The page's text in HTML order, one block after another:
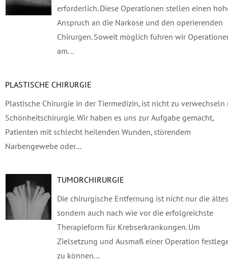
erforderlich. Diese Operationen stellen einen
Anspruch an die Narkose und den operierenden
Chirurgen. Soweit möglich führen wir
am...
PLASTISCHE CHIRURGIE
Plastische Chirurgie in der Tiermedizin, ist nicht zu verwechseln
Schönheitschirurgie. Wir haben es uns zur Aufgabe gemacht,
Patienten mit schlecht heilenden Wunden, störendem
Narbengewebe oder...
TUMORCHIRURGIE
Die chirurgische Entfernung ist nicht nur die
sondern auch nach wie vor die erfolgreichste
Therapieform für Krebserkrankungen. Um
Zielsetzung und Ausmaß einer Operation
zu können...